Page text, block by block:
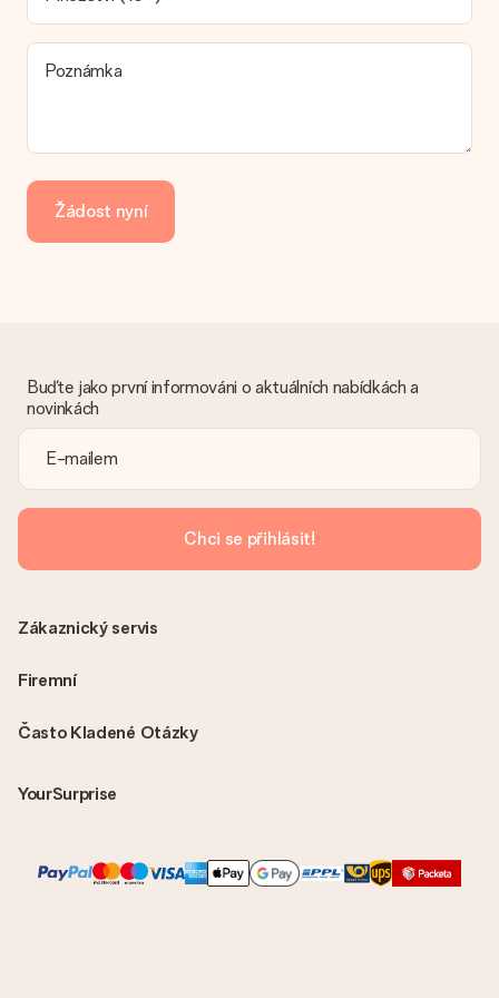
který chcete objednat, je buď odeslán jako balíček nebo jako
doručování poštovní schránky. Chcete vědět, na kterou
možnost spadá vaše objednávka? Kontaktujte prosím náš
zákaznický servis.
Jak mohu zaplatit objednávku?
kartu, fakturu přes Klarna nebo ruční převod. V případě ručního
převodu platby prosím vezměte v úvahu dodací lhůtu 3 dny
navíc.
vhodné řešení.
Je faktura odeslána spolu s objednávkou?
vždy v potvrzovacím e-mailu a vždy ji najdete ve svém účtu
MySurprise. To znamená, že můžete dar doručit přímo
příjemci, což je opravdovým překvapením!
Poznámka
Žádost nyní
Buďte jako první informováni o aktuálních nabídkách a
novinkách
Chci se přihlásit!
Často Kladené Otázky
YourSurprise
Zákaznický servis
Firemní